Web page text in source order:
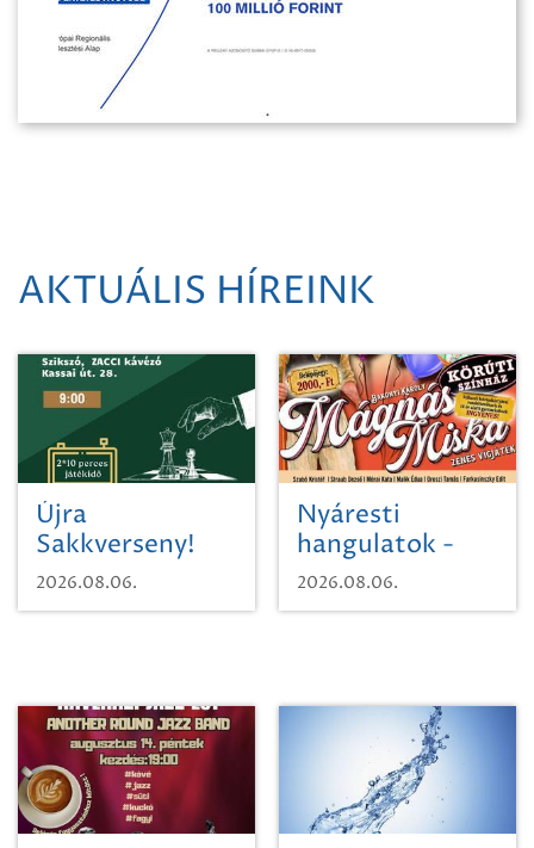
AKTUÁLIS HÍREINK
Újra
Sakkverseny!
2026.08.06.
Nyáresti
hangulatok -
Mágnás Miska
2026.08.06.